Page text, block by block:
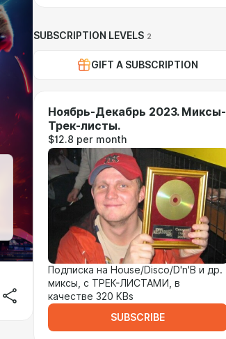
SUBSCRIPTION LEVELS 2
GIFT A SUBSCRIPTION
Ноябрь-Декабрь 2023. Миксы-
Трек-листы.
$12.8 per month
Подписка на House/Disco/D'n'B и др.
миксы, с ТРЕК-ЛИСТАМИ, в
качестве 320 KBs
SUBSCRIBE